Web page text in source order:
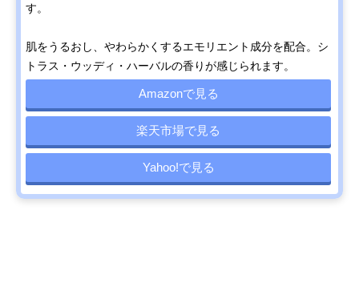
す。
肌をうるおし、やわらかくするエモリエント成分を配合。シ
トラス・ウッディ・ハーバルの香りが感じられます。
Amazonで見る
楽天市場で見る
Yahoo!で見る